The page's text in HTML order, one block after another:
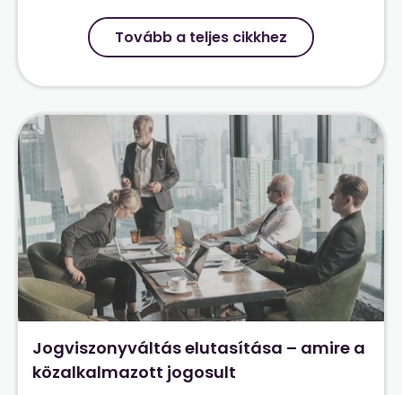
Tovább a teljes cikkhez
Jogviszonyváltás elutasítása – amire a
közalkalmazott jogosult